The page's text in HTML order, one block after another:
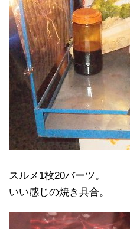
スルメ1枚20バーツ。
いい感じの焼き具合。